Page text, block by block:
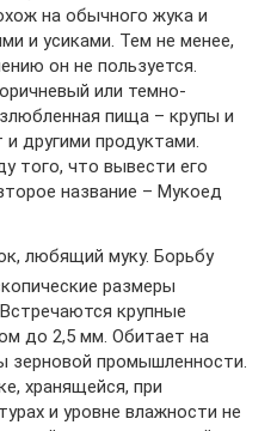
на обычного жука и
и усиками. Тем не менее,
он не пользуется.
или темно-
пища – крупы и
и другими продуктами.
того, что вывести его
название – Мукоед
любящий муку. Борьбу
размеры
крупные
до 2,5 мм. Обитает на
зерновой промышленности.
хранящейся, при
и уровне влажности не